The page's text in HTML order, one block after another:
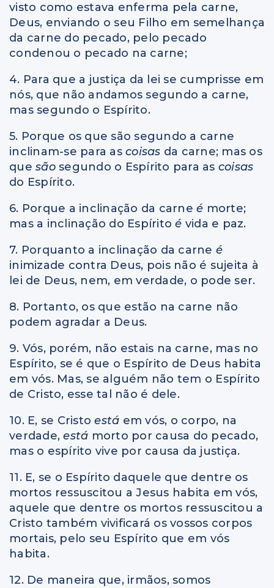
visto como estava enferma pela carne,
Deus, enviando o seu Filho em semelhança
da carne do pecado, pelo pecado
condenou o pecado na carne;
4. Para que a justiça da lei se cumprisse em
nós, que não andamos segundo a carne,
mas segundo o Espírito.
5. Porque os que são segundo a carne
inclinam-se para as coisas da carne; mas os
que são segundo o Espírito para as coisas
do Espírito.
6. Porque a inclinação da carne é morte;
mas a inclinação do Espíritoé vida e paz.
7. Porquanto a inclinação da carne é
inimizade contra Deus, pois não é sujeita à
lei de Deus, nem, em verdade, o pode ser.
8. Portanto, os que estão na carne não
podem agradar a Deus.
9. Vós, porém, não estais na carne, mas no
Espírito, se é que o Espírito de Deus habita
em vós. Mas, se alguém não tem o Espírito
de Cristo, esse tal não é dele.
10. E, se Cristoestá em vós, o corpo, na
verdade,está morto por causa do pecado,
mas o espírito vive por causa da justiça.
11. E, se o Espírito daquele que dentre os
mortos ressuscitou a Jesus habita em vós,
aquele que dentre os mortos ressuscitou a
Cristo também vivificará os vossos corpos
mortais, pelo seu Espírito que em vós
habita.
12. De maneira que, irmãos, somos